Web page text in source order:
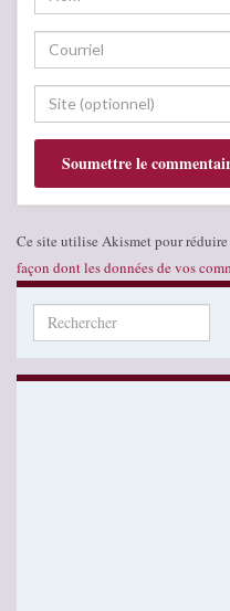
Ce site utilise Akismet pour
façon dont les données de vos
Search for: